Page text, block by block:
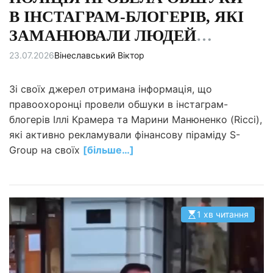
В ІНСТАГРАМ-БЛОГЕРІВ, ЯКІ
ЗАМАНЮВАЛИ ЛЮДЕЙ
У ФІНАНСОВУ ПІРАМІДУ S-
Машуров)
23.07.2026Вінеславський Віктор
Зі своїх джерел отримана інформація, що
правоохоронці провели обшуки в інстаграм-
блогерів Іллі Крамера та Марини Манюненко (Ricci),
які активно рекламували фінансову піраміду S-
Group на своїх [більше…]
О
р
1 хв читання